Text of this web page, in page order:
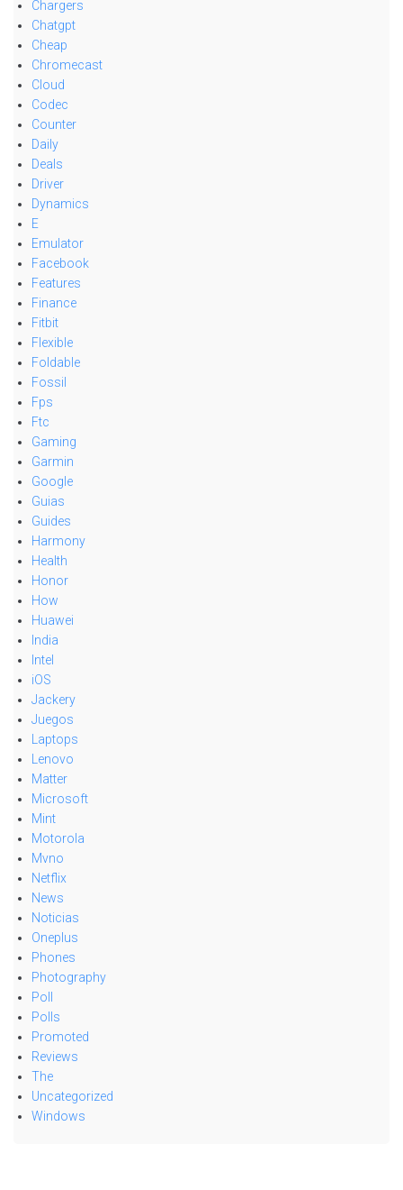
Chargers
Chatgpt
Cheap
Chromecast
Cloud
Codec
Counter
Daily
Deals
Driver
Dynamics
E
Emulator
Facebook
Features
Finance
Fitbit
Flexible
Foldable
Fossil
Fps
Ftc
Gaming
Garmin
Google
Guias
Guides
Harmony
Health
Honor
How
Huawei
India
Intel
iOS
Jackery
Juegos
Laptops
Lenovo
Matter
Microsoft
Mint
Motorola
Mvno
Netflix
News
Noticias
Oneplus
Phones
Photography
Poll
Polls
Promoted
Reviews
The
Uncategorized
Windows